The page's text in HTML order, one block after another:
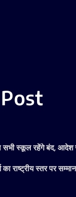
सभी स्कूल रहेंगे बंद, आदेश
राष्ट्रीय स्तर पर